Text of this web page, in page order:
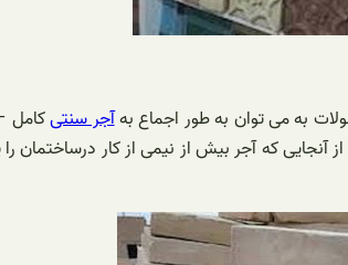
به می توان به طور اجماع بهآجر سنتیکامل
آنجایی که آجر بیش از نیمی از کار